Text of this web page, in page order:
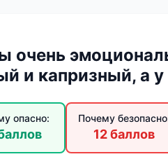
очень
и капризный, а
опасно: Почему
12 баллов